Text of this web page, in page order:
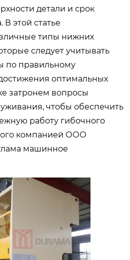
детали и срок
этой статье
типы нижних
следует учитывать
по правильному
оптимальных
затронем вопросы
чтобы обеспечить
работу гибочного
компанией ООО
машинное